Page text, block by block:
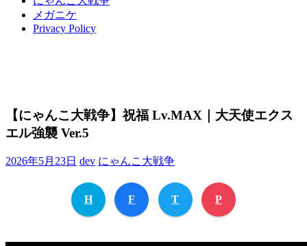
メガニケ
Privacy Policy
【にゃんこ大戦争】祝福 Lv.MAX｜大天使エクス
エル強襲 Ver.5
2026年5月23日 dev にゃんこ大戦争
H F T P